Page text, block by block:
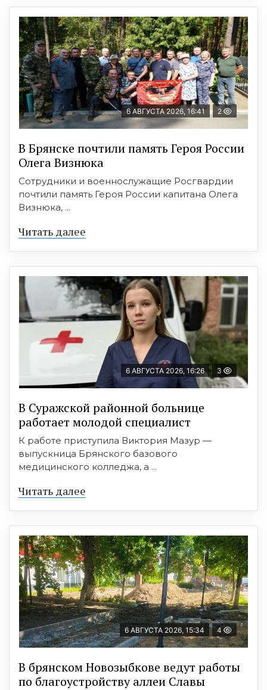
6 АВГУСТА 2026, 16:41 2
В Брянске почтили память Героя России
Олега Визнюка
Сотрудники и военнослужащие Росгвардии
почтили память Героя России капитана Олега
Визнюка, ...
Читать далее
6 АВГУСТА 2026, 16:26 3
В Суражской районной больнице
работает молодой специалист
К работе приступила Виктория Мазур —
выпускница Брянского базового
медицинского колледжа, а ...
Читать далее
6 АВГУСТА 2026, 15:34 4
В брянском Новозыбкове ведут работы
по благоустройству аллеи Славы